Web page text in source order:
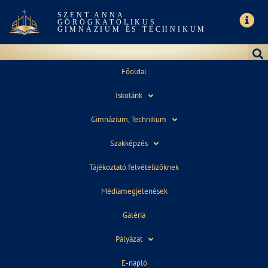
SZENT ANNA
GÖRÖGKATOLIKUS
GIMNÁZIUM ÉS TECHNIKUM
Főoldal
Iskolánk
Gimnázium, Technikum
Szakképzés
Tájékoztató felvételizőknek
Médiamegjelenések
Galéria
Pályázat
E-napló
KÖZÖSSÉGI SZOLGÁLAT
Tájékoztató a közösségi
szolgálathoz
A tájékoztató